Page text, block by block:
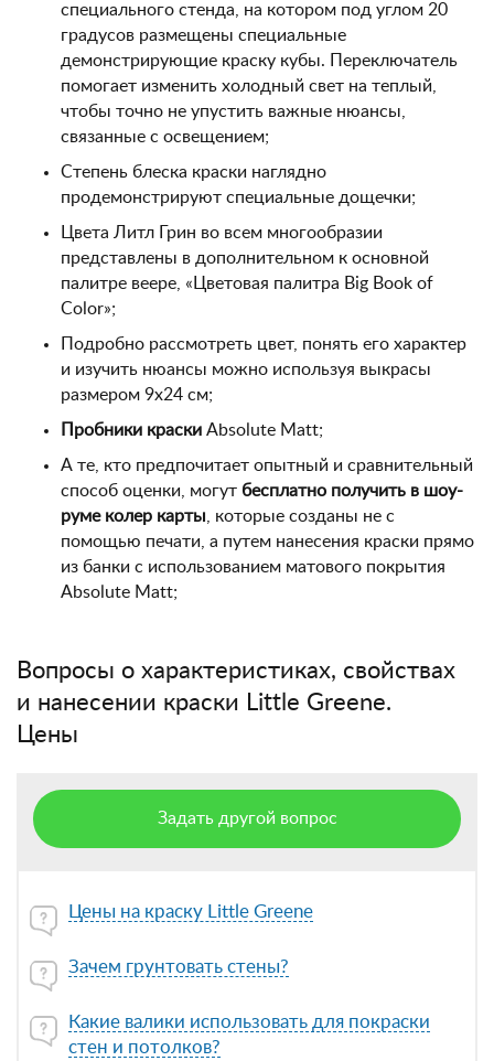
специального стенда, на котором под углом 20
градусов размещены специальные
демонстрирующие краску кубы. Переключатель
помогает изменить холодный свет на теплый,
чтобы точно не упустить важные нюансы,
связанные с освещением;
Степень блеска краски наглядно
продемонстрируют специальные дощечки;
Цвета Литл Грин во всем многообразии
представлены в дополнительном к основной
палитре веере, «Цветовая палитра Big Book of
Color»;
Подробно рассмотреть цвет, понять его характер
и изучить нюансы можно используя выкрасы
размером 9х24 см;
Пробники краски Absolute Matt;
А те, кто предпочитает опытный и сравнительный
способ оценки, могут бесплатно получить в шоу-
руме колер карты , которые созданы не с
помощью печати, а путем нанесения краски прямо
из банки с использованием матового покрытия
Absolute Matt;
Вопросы о характеристиках, свойствах
и нанесении краски Little Greene.
Цены
Задать другой вопрос
Цены на краску Little Greene
Зачем грунтовать стены?
Какие валики использовать для покраски
стен и потолков?